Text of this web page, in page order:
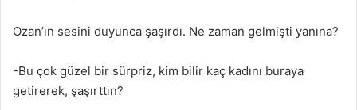
Ozan’ın sesini duyunca şaşırdı. Ne zaman gelmişti yanına?
-Bu çok güzel bir sürpriz, kim bilir kaç kadını buraya
getirerek, şaşırttın?